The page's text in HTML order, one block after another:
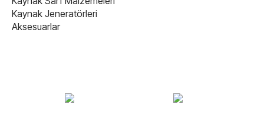
Kaynak Jeneratörleri
Aksesuarlar